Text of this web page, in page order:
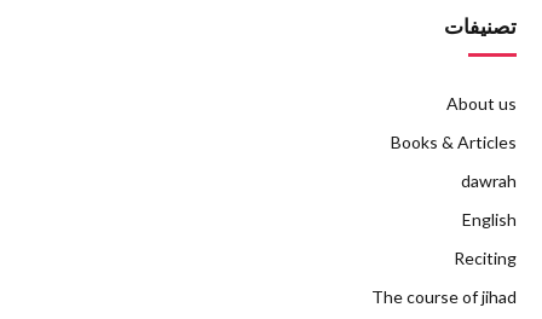
تصنيفات
About us
Books & Articles
dawrah
English
Reciting
The course of jihad